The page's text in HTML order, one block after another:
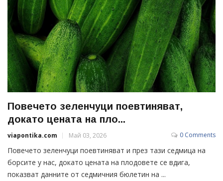
Повечето зеленчуци поевтиняват,
докато цената на пло...
viapontika.com Май 03, 2026 0 Comments
Повечето зеленчуци поевтиняват и през тази седмица на
борсите у нас, докато цената на плодовете се вдига,
показват данните от седмичния бюлетин на ...